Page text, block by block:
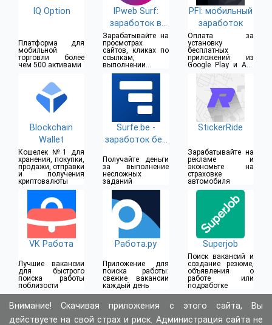
IQ Option
Платформа для
мобильной
торговли более
чем 500 активами
IPweb Surf:
заработок в
интернет
Зарабатывайте на
просмотрах
сайтов, кликах по
ссылкам,
выполнении
заданий
PFI: мобильный
заработок
Оплата за
установку
бесплатных
приложений из
Google Play и App
Store
Blockchain
Wallet
Кошелек №1 для
хранения, покупки,
продажи, отправки
и получения
криптовалюты
Surfe.be -
заработок без
Получайте деньги
за выполнение
несложных
заданий
StickerRide
Зарабатывайте на
рекламе и
экономьте на
страховке
автомобиля
VK Работа
Лучшие вакансии
для быстрого
поиска работы
поблизости
Работа.ру
Приложение для
поиска работы:
свежие вакансии
каждый день
Superjob
Поиск вакансий и
создание резюме,
объявления о
работе или
подработке
Внимание! Скачивая приложения с этого сайта, Вы
действуете на свой страх и риск. Администрация сайта не